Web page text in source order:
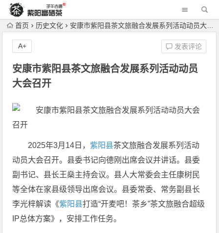
首页 历史文化 安康市紫阳县茶文旅融合发展系列活动动员大会召开
安康市紫阳县茶文旅融合发展系列活动动员
大会召开
发表评论
A+
2025年3月14日，紫阳县茶文旅融合发展系列活动
动员大会召开。县委书记向德刚出席会议并讲话。县委
副书记、县长王燊主持会议。县人大常委会主任康树民
等全体在家县级领导出席会议。县委常委、常务副县长
李光梓解读《紫阳县打造“开麦吧！茶乡”茶文旅融合超级
IP总体方案》，安排工作任务。